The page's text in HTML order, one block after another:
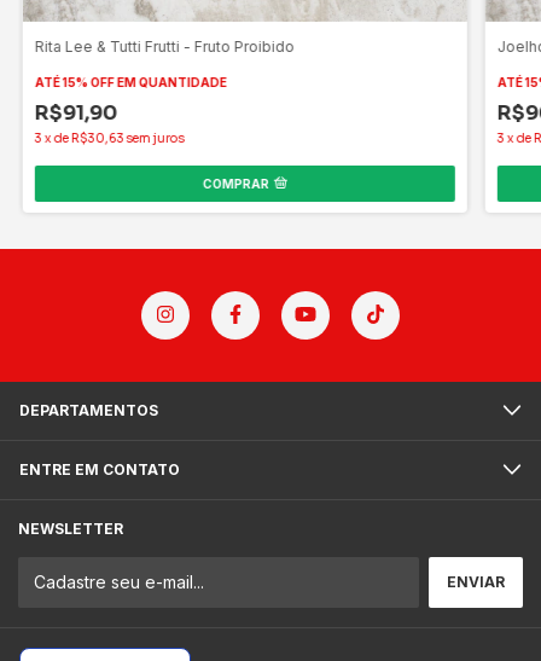
Rita Lee & Tutti Frutti - Fruto Proibido
ATÉ 15% OFFEM QUANTIDADE
R$91,90
3 xdeR$30,63 sem juros
COMPRAR
ATÉ
3 xde
DEPARTAMENTOS
ENTRE EM CONTATO
NEWSLETTER